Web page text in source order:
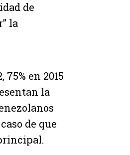
de
la
en 2015
la
de que